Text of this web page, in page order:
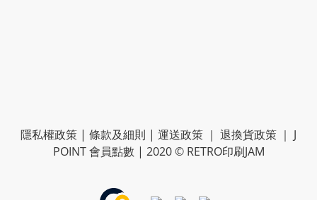
隱私權政策 | 條款及細則 | 運送政策 ｜ 退換貨政策 ｜ J
POINT 會員點數 | 2020 © RETRO印刷JAM